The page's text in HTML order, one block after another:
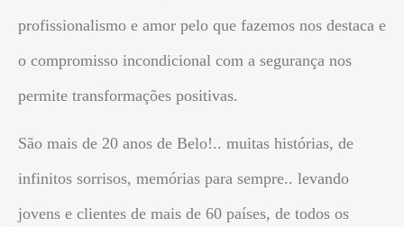
profissionalismo e amor pelo que fazemos nos destaca e
o compromisso incondicional com a segurança nos
permite transformações positivas.
São mais de 20 anos de Belo!.. muitas histórias, de
infinitos sorrisos, memórias para sempre.. levando
jovens e clientes de mais de 60 países, de todos os